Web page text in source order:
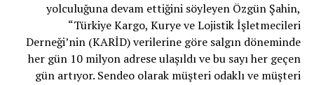
yolculuğuna devam ettiğini söyleyen Özgün Şahin,
“Türkiye Kargo, Kurye ve Lojistik İşletmecileri
Derneği’nin (KARİD) verilerine göre salgın döneminde
her gün 10 milyon adrese ulaşıldı ve bu sayı her geçen
gün artıyor. Sendeo olarak müşteri odaklı ve müşteri